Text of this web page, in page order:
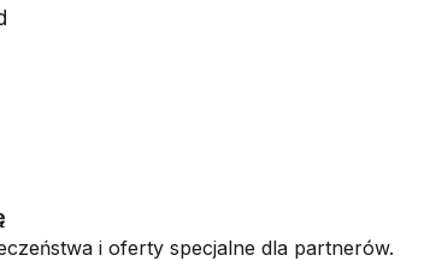
i oferty specjalne dla partnerów.